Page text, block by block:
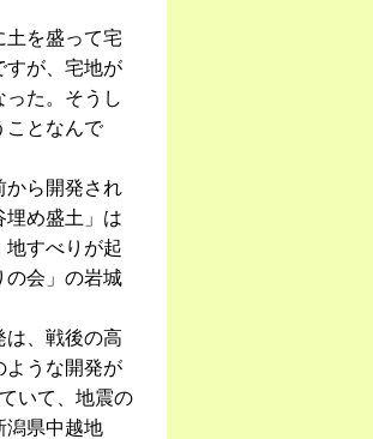
土を盛って宅
すが、宅地が
た。そうし
ことなんで
から開発され
埋め盛土」は
地すべりが起
の会」の岩城
は、戦後の高
ような開発が
いて、地震の
潟県中越地